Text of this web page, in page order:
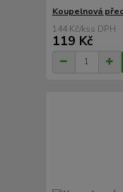
Koupelnová
144 Kč/ks
119 Kč